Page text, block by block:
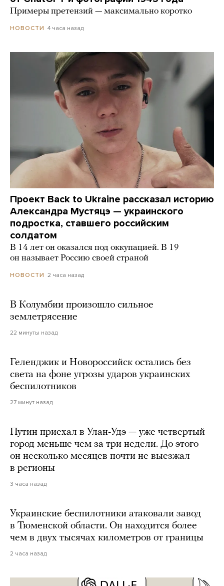
Примеры претензий — максимально коротко
НОВОСТИ 4 часа назад
Проект Back to Ukraine рассказал историю
Александра Мустяцэ — украинского
подростка, ставшего российским
солдатом
В 14 лет он оказался под оккупацией. В 19
он называет Россию своей страной
НОВОСТИ 2 часа назад
В Колумбии произошло сильное
землетрясение
22 минуты назад
Геленджик и Новороссийск остались без
света на фоне угрозы ударов украинских
беспилотников
27 минут назад
Путин приехал в Улан-Удэ — уже четвертый
город меньше чем за три недели. До этого
он несколько месяцев почти не выезжал
в регионы
3 часа назад
Украинские беспилотники атаковали завод
в Тюменской области. Он находится более
чем в двух тысячах километров от границы
2 часа назад